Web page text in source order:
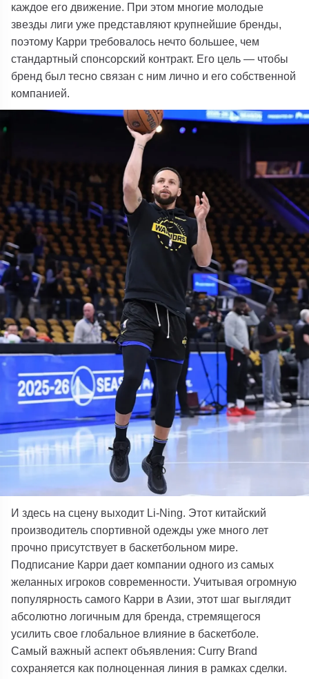
каждое его движение. При этом многие молодые
звезды лиги уже представляют крупнейшие бренды,
поэтому Карри требовалось нечто большее, чем
стандартный спонсорский контракт. Его цель — чтобы
бренд был тесно связан с ним лично и его собственной
компанией.
И здесь на сцену выходит Li-Ning. Этот китайский
производитель спортивной одежды уже много лет
прочно присутствует в баскетбольном мире.
Подписание Карри дает компании одного из самых
желанных игроков современности. Учитывая огромную
популярность самого Карри в Азии, этот шаг выглядит
абсолютно логичным для бренда, стремящегося
усилить свое глобальное влияние в баскетболе.
Самый важный аспект объявления: Curry Brand
сохраняется как полноценная линия в рамках сделки.